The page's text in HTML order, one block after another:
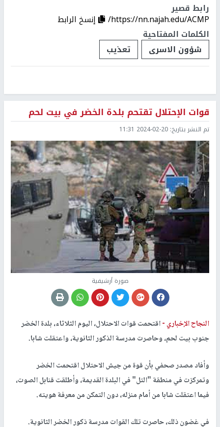
رابط قصير
https://nn.najah.edu/ACMP/
إنسخ الرابط
الكلمات المفتاحية
شؤون الاسرى
تعذيب
قوات الإحتلال تقتحم بلدة الخضر في بيت لحم
تم النشر بتاريخ: 2024-02-20 11:31
صورة أرشيفية
النجاح الإخباري -اقتحمت قوات الاحتلال، اليوم الثلاثاء، بلدة الخضر
جنوب بيت لحم، وحاصرت مدرسة الذكور الثانوية، واعتقلت شابا.
وأفاد مصدر صحفي بأن قوة من جيش الاحتلال اقتحمت الخضر
وتمركزت في منطقة "التل" في البلدة القديمة، وأطلقت قنابل الصوت،
فيما اعتقلت شابا من أمام منزله، دون التمكن من معرفة هويته.
في غضون ذلك، حاصرت تلك القوات مدرسة ذكور الخضر الثانوية.